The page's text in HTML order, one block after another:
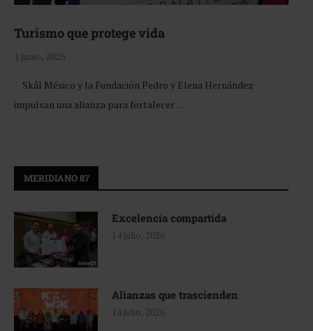
Turismo que protege vida
1 junio, 2026
Skål México y la Fundación Pedro y Elena Hernández
impulsan una alianza para fortalecer …
MERIDIANO 87
Excelencia compartida
14 julio, 2026
Alianzas que trascienden
14 julio, 2026